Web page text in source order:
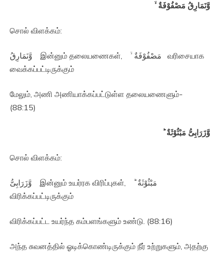
وَّنَمَارِقُ مَصْفُوْفَةٌ ۙ‏
சொல் விளக்கம்:
وَّنَمَارِقُ இன்னும் தலையணைகள், مَصْفُوْفَةٌ ۙ‏ வரிசையாக
வைக்கப்பட்டிருக்கும்
மேலும், அணி அணியாக்கப்பட்டுள்ள தலையணைளும்-
(88:15)
وَّزَرَابِىُّ مَبْثُوْثَةٌ ؕ‏
சொல் விளக்கம்:
وَّزَرَابِىُّ இன்னும் உயர்ரக விரிப்புகள், مَبْثُوْثَةٌ ؕ‏
விரிக்கப்பட்டிருக்கும்
விரிக்கப்பட்ட உயர்ந்த கம்பளங்களும் உண்டு. (88:16)
அந்த சுவனத்தில் ஓடிக்கொண்டிருக்கும் நீர் உற்றுகளும், அதற்கு